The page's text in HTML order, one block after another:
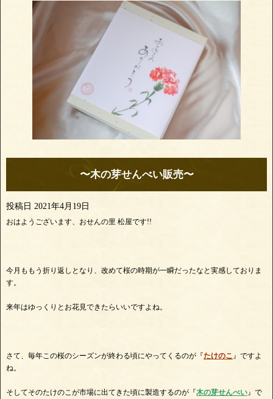
〜木の芽せんべい販売〜
投稿日 2021年4月19日
おはようございます、おせんの里 松屋です!!
今月ももう折り返しとなり、改めて桜の時期が一瞬だったなと実感しておりま
す。
来年はゆっくりとお花見できたらいいですよね。
さて、毎年この桜のシーズンが終わる頃にやってくるのが『たけのこ 』ですよ
ね。
そしてそのたけのこが市場に出てきた頃に製造するのが『木の芽せんべい 』で